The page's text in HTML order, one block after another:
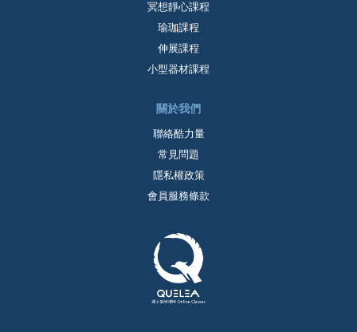
冥想靜心課程
瑜珈課程
伸展課程
小型器材課程
關於我們
聯絡酷力量
常見問題
隱私權政策
會員服務條款